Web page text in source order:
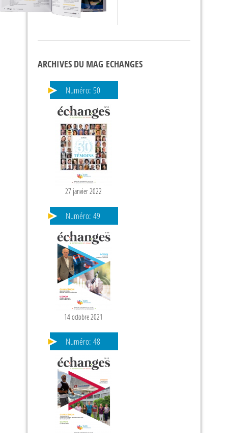
ARCHIVES DU MAG ECHANGES
Numéro: 50
27 janvier 2022
Numéro: 49
14 octobre 2021
Numéro: 48